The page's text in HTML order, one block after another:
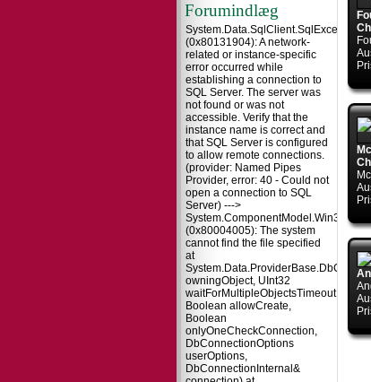
Forumindlæg
System.Data.SqlClient.SqlException
(0x80131904): A network-
related or instance-specific
error occurred while
establishing a connection to
SQL Server. The server was
not found or was not
accessible. Verify that the
instance name is correct and
that SQL Server is configured
to allow remote connections.
(provider: Named Pipes
Provider, error: 40 - Could not
open a connection to SQL
Server) --->
(0x80004005): The system
cannot find the file specified
at
owningObject, UInt32
waitForMultipleObjectsTimeout,
Boolean allowCreate,
Boolean
onlyOneCheckConnection,
DbConnectionOptions
userOptions,
DbConnectionInternal&